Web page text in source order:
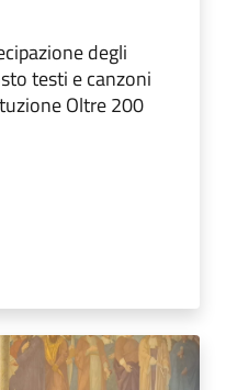
degli
testi e canzoni
Oltre 200